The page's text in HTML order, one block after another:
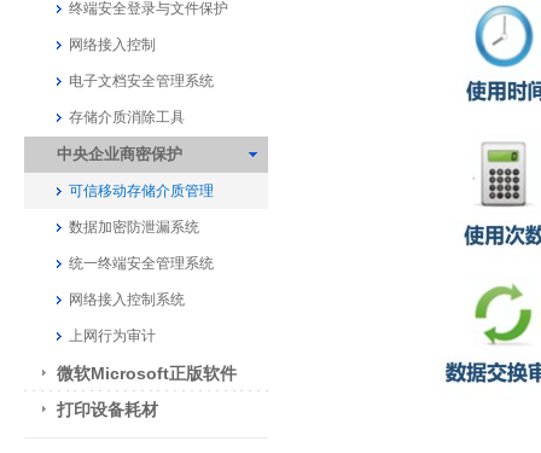
终端安全登录与文件保护
网络接入控制
电子文档安全管理系统
存储介质消除工具
中央企业商密保护
可信移动存储介质管理
数据加密防泄漏系统
统一终端安全管理系统
网络接入控制系统
上网行为审计
微软Microsoft正版软件
打印设备耗材